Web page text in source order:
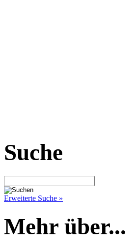
Suche
Erweiterte Suche »
Mehr über...